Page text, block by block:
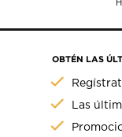
OBTÉN LAS
Las